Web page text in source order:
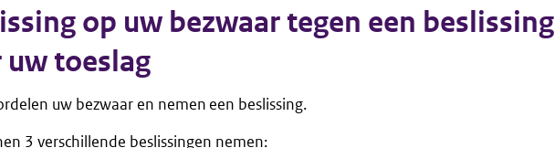
op uw bezwaar tegen een beslissing
uw toeslag
uw bezwaar en nemen een beslissing.
3 verschillende beslissingen nemen: